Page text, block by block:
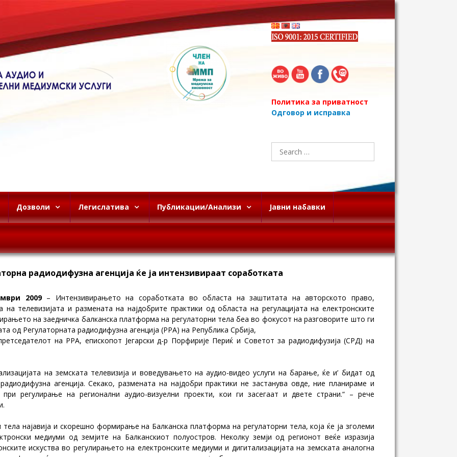
Политика за приватност
Одговор и исправка
Search
for:
Дозволи Легислатива Публикации/Анализи Јавни набавки
радиодифузна агенција ќе ја интензивираат соработката
2009– Интензивирањето на соработката во областа на заштитата на авторското право,
на телевизијата и размената на најдобрите практики од областа на регулацијата на електронските
на заедничка балканска платформа на регулаторни тела беа во фокусот на разговорите што ги
од Регулаторната радиодифузна агенција (РРА) на Република Србија,
на РРА, епископот Јегарски д-р Порфирије Периќ и Советот за радиодифузија (СРД) на
на земската телевизија и воведувањето на аудио-видео услуги на барање, ќе и’ бидат од
агенција. Секако, размената на најдобри практики не застанува овде, ние планираме и
регулирање на регионални аудио-визуелни проекти, кои ги засегаат и двете страни.“ – рече
најавија и скорешно формирање на Балканска платформа на регулаторни тела, која ќе ја зголеми
медиуми од земјите на Балканскиот полуостров. Неколку земји од регионот веќе изразија
искуства во регулирањето на електронските медиуми и дигитализацијата на земската аналогна